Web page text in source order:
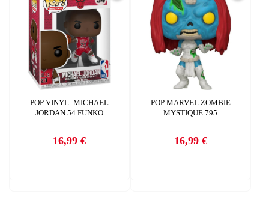
POP VINYL: MICHAEL
JORDAN 54 FUNKO
Precio
16,99 €
POP MARVEL ZOMBIE
MYSTIQUE 795
Precio
16,99 €